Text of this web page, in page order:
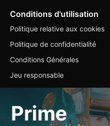
Prime
Conditions d'utilisation
Politique relative aux cookies
Politique de confidentialité
Conditions Générales
Jeu responsable
Contacts
+357 95 316276